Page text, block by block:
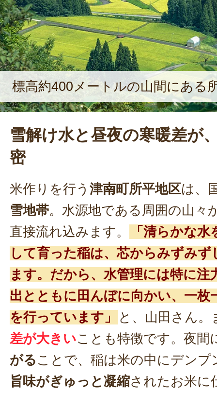
標高約400メートルの山間にある
雪解け水と昼夜の寒暖差が
密
米作りを行う 津南町所平地区は、
雪地帯。水源地である周囲の山々
直接流れ込みます。
「清らかな
して育った稲は、芯からみずみ
ます。だから、水管理には特に注
出とともに田んぼに向かい、一枚
を行っています」
と、山田さん。
差が大きいことも特徴です。夜間
がる ことで、稲は米の中にデンプ
旨味がぎゅっと凝縮されたお米に